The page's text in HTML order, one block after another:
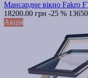
Мансардне вікно Fakro
18200.00 грн -25 %
Акція